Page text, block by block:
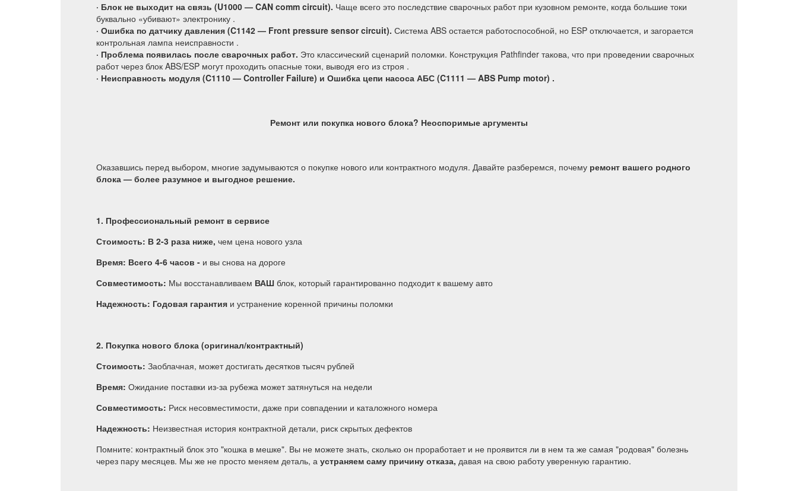
· Блок не выходит на связь (U1000 — CAN comm circuit). Чаще всего это последствие сварочных работ при кузовном ремонте, когда большие токи
буквально «убивают» электронику .
· Ошибка по датчику давления (C1142 — Front pressure sensor circuit). Система ABS остается работоспособной, но ESP отключается, и загорается
контрольная лампа неисправности .
· Проблема появилась после сварочных работ. Это классический сценарий поломки. Конструкция Pathfinder такова, что при проведении сварочных
работ через блок ABS/ESP могут проходить опасные токи, выводя его из строя .
· Неисправность модуля (C1110 — Controller Failure) и Ошибка цепи насоса АБС (C1111 — ABS Pump motor) .
Ремонт или покупка нового блока? Неоспоримые аргументы
Оказавшись перед выбором, многие задумываются о покупке нового или контрактного модуля. Давайте разберемся, почему ремонт вашего родного
блока — более разумное и выгодное решение.
1. Профессиональный ремонт в сервисе
Стоимость: В 2-3 раза ниже, чем цена нового узла
Время: Всего 4-6 часов - и вы снова на дороге
Совместимость: Мы восстанавливаем ВАШ блок, который гарантированно подходит к вашему авто
Надежность: Годовая гарантия и устранение коренной причины поломки
2. Покупка нового блока (оригинал/контрактный)
Стоимость: Заоблачная, может достигать десятков тысяч рублей
Время: Ожидание поставки из-за рубежа может затянуться на недели
Совместимость: Риск несовместимости, даже при совпадении и каталожного номера
Надежность: Неизвестная история контрактной детали, риск скрытых дефектов
Помните: контрактный блок это "кошка в мешке". Вы не можете знать, сколько он проработает и не проявится ли в нем та же самая "родовая" болезнь
через пару месяцев. Мы же не просто меняем деталь, а устраняем саму причину отказа, давая на свою работу уверенную гарантию.